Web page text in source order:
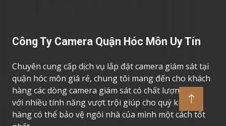
Công Ty Camera Quận Hóc Môn Uy Tín
Chuyên cung cấp dịch vụ lắp đặt camera giám sát tại
quận hóc môn giá rẻ, chung tôi mang đến cho khách
hàng các dòng camera giám sát có chất lượng cao,
với nhiều tính năng vượt trội giúp cho quý khách
hàng có thể bảo vệ ngôi nhà của mình một cách tốt